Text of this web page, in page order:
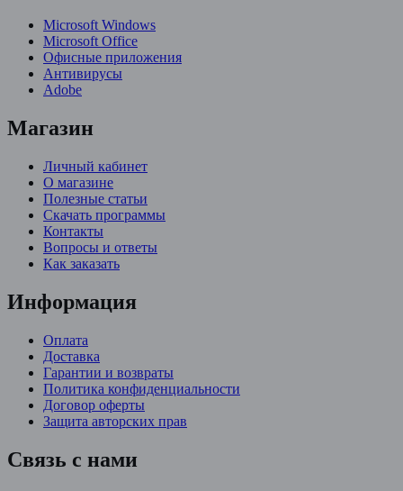
Microsoft Windows
Microsoft Office
Офисные приложения
Антивирусы
Adobe
Магазин
Личный кабинет
О магазине
Полезные статьи
Скачать программы
Контакты
Вопросы и ответы
Как заказать
Информация
Оплата
Доставка
Гарантии и возвраты
Политика конфиденциальности
Договор оферты
Защита авторских прав
Связь с нами